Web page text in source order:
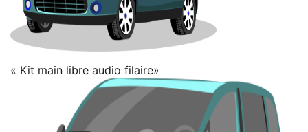
« Kit main libre audio filaire»